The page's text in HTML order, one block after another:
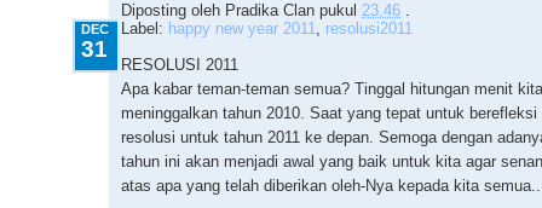
Diposting oleh Pradika Clan pukul 23.46 .
DEC
31
Label: happy new year 2011, resolusi2011
RESOLUSI 2011
Apa kabar teman-teman semua? Tinggal hitungan menit
meninggalkan tahun 2010. Saat yang tepat untuk berefleksi
resolusi untuk tahun 2011 ke depan. Semoga dengan
tahun ini akan menjadi awal yang baik untuk kita agar
atas apa yang telah diberikan oleh-Nya kepada kita semua..